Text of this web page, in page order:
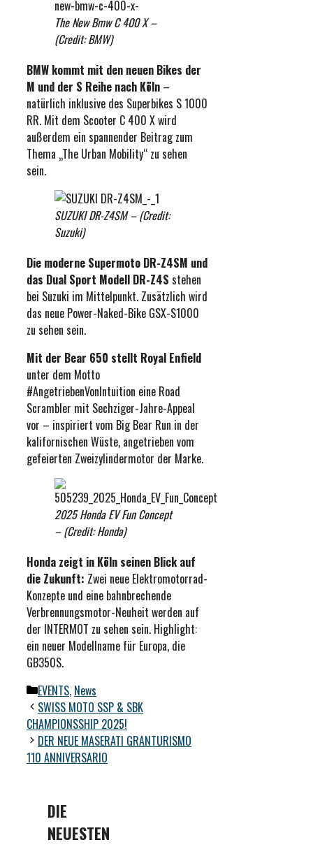
The New Bmw C 400 X –
(Credit: BMW)
BMW kommt mit den neuen Bikes der
M und der S Reihe nach Köln –
natürlich inklusive des Superbikes S 1000
RR. Mit dem Scooter C 400 X wird
außerdem ein spannender Beitrag zum
Thema „The Urban Mobility“ zu sehen
sein.
SUZUKI DR-Z4SM – (Credit:
Suzuki)
Die moderne Supermoto DR-Z4SM und
das Dual Sport Modell DR-Z4S stehen
bei Suzuki im Mittelpunkt. Zusätzlich wird
das neue Power-Naked-Bike GSX-S1000
zu sehen sein.
Mit der Bear 650 stellt Royal Enfield
unter dem Motto
#AngetriebenVonIntuition eine Road
Scrambler mit Sechziger-Jahre-Appeal
vor – inspiriert vom Big Bear Run in der
kalifornischen Wüste, angetrieben vom
gefeierten Zweizylindermotor der Marke.
2025 Honda EV Fun Concept
– (Credit: Honda)
Honda zeigt in Köln seinen Blick auf
die Zukunft: Zwei neue Elektromotorrad-
Konzepte und eine bahnbrechende
Verbrennungsmotor-Neuheit werden auf
der INTERMOT zu sehen sein. Highlight:
ein neuer Modellname für Europa, die
GB350S.
Kategorien
EVENTS, News
SWISS MOTO SSP & SBK
CHAMPIONSSHIP 2025!
DER NEUE MASERATI GRANTURISMO
110 ANNIVERSARIO
DIE
NEUESTEN